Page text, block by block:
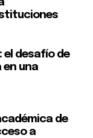
el desafío de
una
de
a